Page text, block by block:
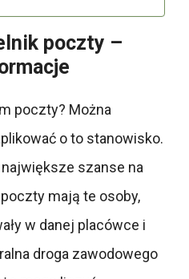
poczty –
poczty? Można
o to stanowisko.
szanse na
mają te osoby,
w danej placówce i
droga zawodowego